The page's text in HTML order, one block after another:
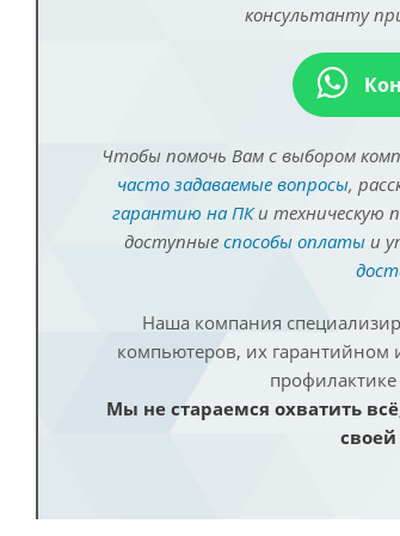
консультанту
Чтобы помочь Вам с выбором
часто задаваемые вопросы,
гарантию на ПКи техническую
доступные способы оплатыи
Наша компания
компьютеров, их гарантийном
Мы не стараемся охватить
своей